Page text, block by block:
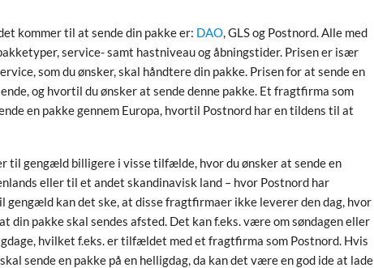
kommer til at sende din pakke er: DAO, GLS og Postnord. Alle med
service- samt hastniveau og åbningstider. Prisen er især
som du ønsker, skal håndtere din pakke. Prisen for at sende en
og hvortil du ønsker at sende denne pakke. Et fragtfirma som
en pakke gennem Europa, hvortil Postnord har en tildens til at
til gengæld billigere i visse tilfælde, hvor du ønsker at sende en
eller til et andet skandinavisk land – hvor Postnord har
gengæld kan det ske, at disse fragtfirmaer ikke leverer den dag, hvor
din pakke skal sendes afsted. Det kan f.eks. være om søndagen eller
hvilket f.eks. er tilfældet med et fragtfirma som Postnord. Hvis
sende en pakke på en helligdag, da kan det være en god ide at lade